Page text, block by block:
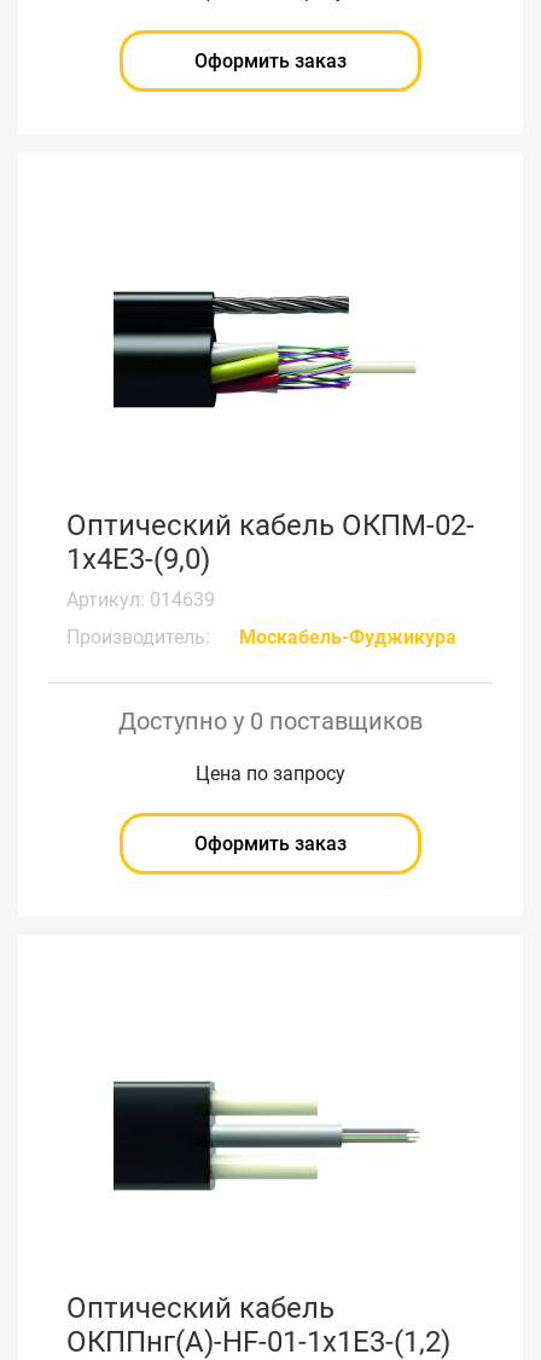
Оформить заказ
Оптический кабель ОКПМ-02-
1х4Е3-(9,0)
Артикул: 014639
Производитель:
Москабель-Фуджикура
Доступно у 0 поставщиков
Цена по запросу
Оформить заказ
Оптический кабель
ОКППнг(А)-HF-01-1х1Е3-(1,2)